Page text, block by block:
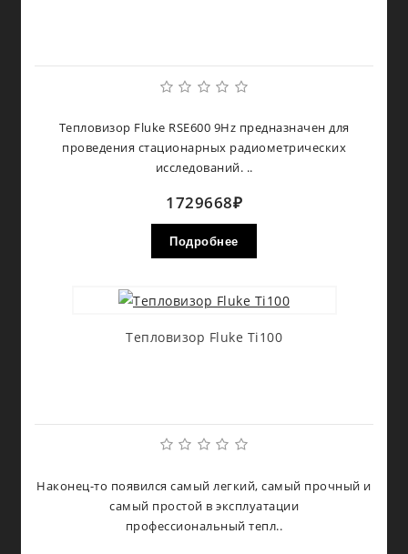
Тепловизор Fluke RSE600 9Hz предназначен для
проведения стационарных радиометрических
исследований. ..
1729668₽
Подробнее
Тепловизор Fluke Ti100
Наконец-то появился самый легкий, самый прочный и
самый простой в эксплуатации
профессиональный тепл..